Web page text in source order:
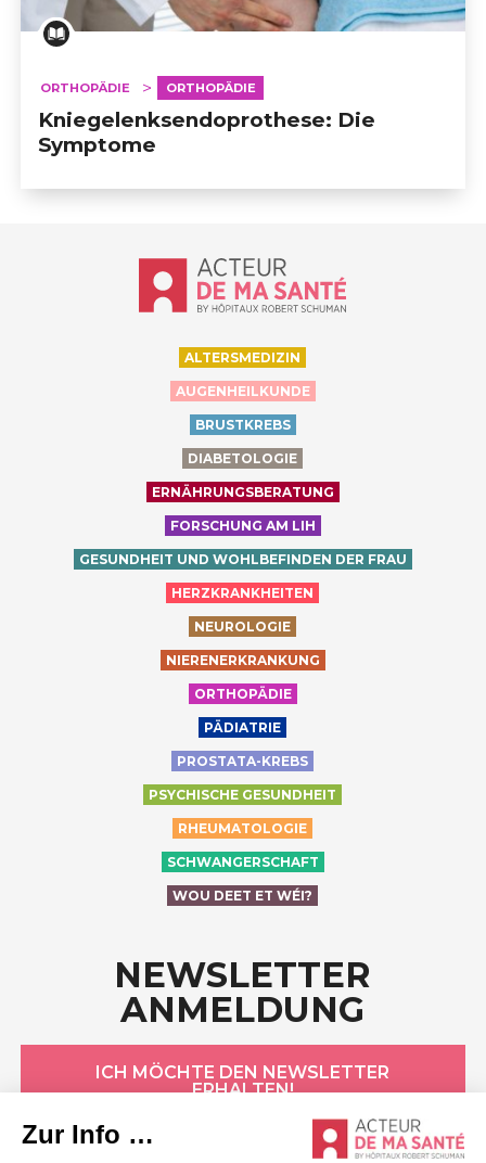
ORTHOPÄDIE ORTHOPÄDIE
Kniegelenksendoprothese: Die
Symptome
Accueil - Acteur de ma santé, by
ALTERSMEDIZIN
AUGENHEILKUNDE
BRUSTKREBS
DIABETOLOGIE
ERNÄHRUNGSBERATUNG
FORSCHUNG AM LIH
GESUNDHEIT UND WOHLBEFINDEN DER FRAU
HERZKRANKHEITEN
NEUROLOGIE
NIERENERKRANKUNG
ORTHOPÄDIE
PÄDIATRIE
PROSTATA-KREBS
PSYCHISCHE GESUNDHEIT
RHEUMATOLOGIE
SCHWANGERSCHAFT
WOU DEET ET WÉI?
NEWSLETTER
ANMELDUNG
ICH MÖCHTE DEN NEWSLETTER
ERHALTEN!